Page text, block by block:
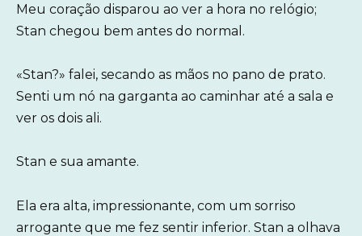
Meu coração disparou ao ver a hora no relógio;
Stan chegou bem antes do normal.
«Stan?» falei, secando as mãos no pano de prato.
Senti um nó na garganta ao caminhar até a sala e
ver os dois ali.
Stan e sua amante.
Ela era alta, impressionante, com um sorriso
arrogante que me fez sentir inferior. Stan a olhava